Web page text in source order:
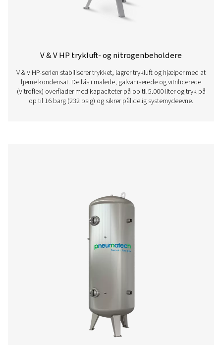
V & V HP trykluft- og
V & V HP-serien stabiliserer trykket, lagrer trykluft og
(Vitroflex) overflader med kapaciteter på op til 5.000
op til 16 barg (232 psig) og sikrer pålidelig